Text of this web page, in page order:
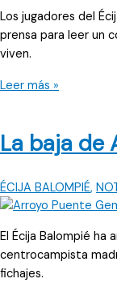
Los jugadores del
prensa para leer un
viven.
«Seguimos
del
presidente»
Leer más »
La baja de
ÉCIJA BALOMPIÉ,
El Écija Balompié ha
centrocampista
fichajes.